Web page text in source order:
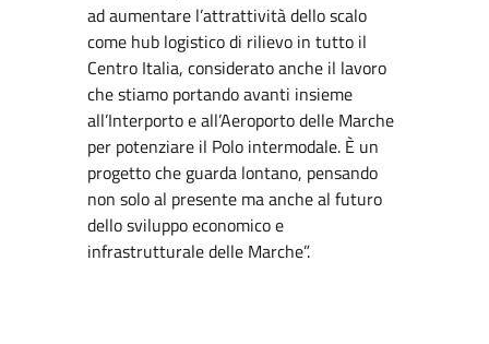
ad aumentare l’attrattività dello scalo
come hub logistico di rilievo in tutto il
Centro Italia, considerato anche il lavoro
che stiamo portando avanti insieme
all’Interporto e all’Aeroporto delle Marche
per potenziare il Polo intermodale. È un
progetto che guarda lontano, pensando
non solo al presente ma anche al futuro
dello sviluppo economico e
infrastrutturale delle Marche”.